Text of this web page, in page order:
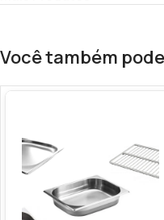
Você também